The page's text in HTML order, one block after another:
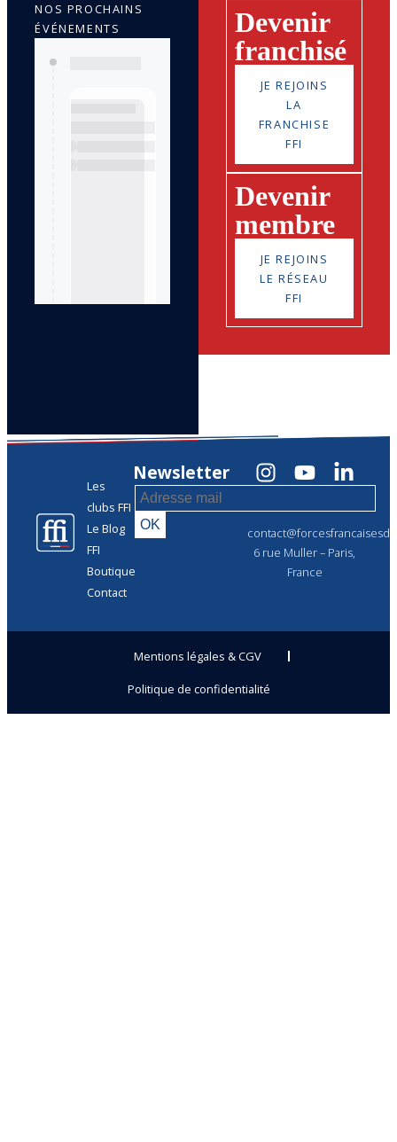
Devenir
franchisé
JE REJOINS
LA
FRANCHISE
FFI
Devenir
membre
JE REJOINS
LE RÉSEAU
FFI
NOS PROCHAINS
ÉVÉNEMENTS
Les
clubs FFI
Le Blog
FFI
Boutique
Contact
6 rue Muller – Paris,
France
Newsletter
Mentions légales & CGV
Politique de confidentialité